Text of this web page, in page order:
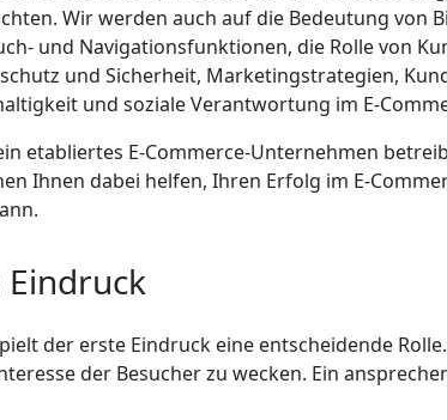
Wir werden auch auf die Bedeutung
und Navigationsfunktionen, die Rolle von
und Sicherheit, Marketingstrategien,
und soziale Verantwortung im E-
etabliertes E-Commerce-Unternehmen
Ihnen dabei helfen, Ihren Erfolg im E-
Eindruck
der erste Eindruck eine entscheidende
der Besucher zu wecken. Ein